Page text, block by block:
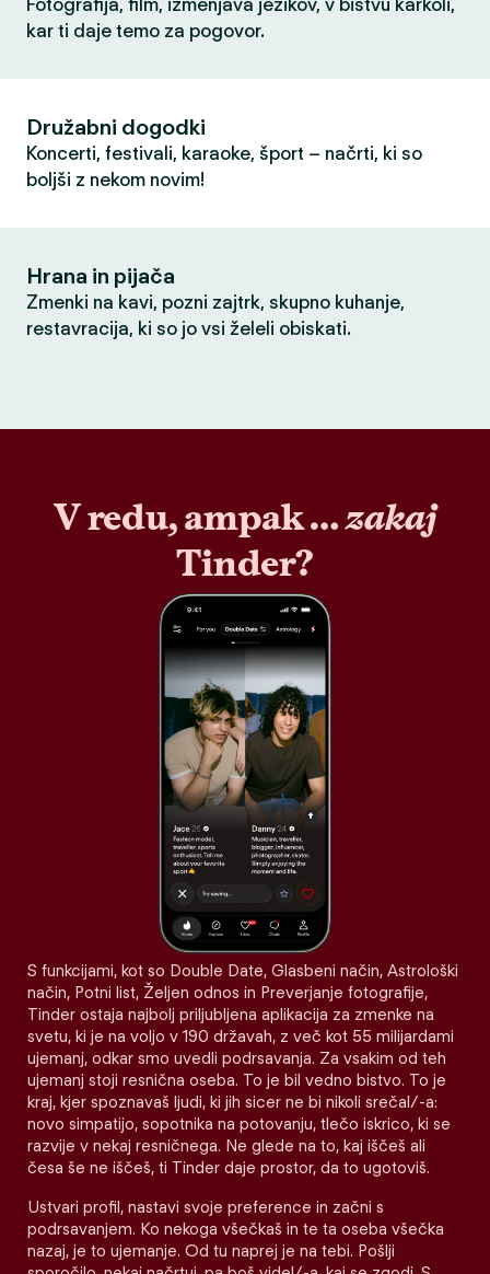
Fotografija, film, izmenjava jezikov, v bistvu karkoli,
kar ti daje temo za pogovor.
Družabni dogodki
Koncerti, festivali, karaoke, šport – načrti, ki so
boljši z nekom novim!
Hrana in pijača
Zmenki na kavi, pozni zajtrk, skupno kuhanje,
restavracija, ki so jo vsi želeli obiskati.
V redu, ampak …zakaj
Tinder?
S funkcijami, kot so Double Date, Glasbeni način, Astrološki
način, Potni list, Željen odnos in Preverjanje fotografije,
Tinder ostaja najbolj priljubljena aplikacija za zmenke na
svetu, ki je na voljo v 190 državah, z več kot 55 milijardami
ujemanj, odkar smo uvedli podrsavanja. Za vsakim od teh
ujemanj stoji resnična oseba. To je bil vedno bistvo. To je
kraj, kjer spoznavaš ljudi, ki jih sicer ne bi nikoli srečal/-a:
novo simpatijo, sopotnika na potovanju, tlečo iskrico, ki se
razvije v nekaj resničnega. Ne glede na to, kaj iščeš ali
česa še ne iščeš, ti Tinder daje prostor, da to ugotoviš.
Ustvari profil, nastavi svoje preference in začni s
podrsavanjem. Ko nekoga všečkaš in te ta oseba všečka
nazaj, je to ujemanje. Od tu naprej je na tebi. Pošlji